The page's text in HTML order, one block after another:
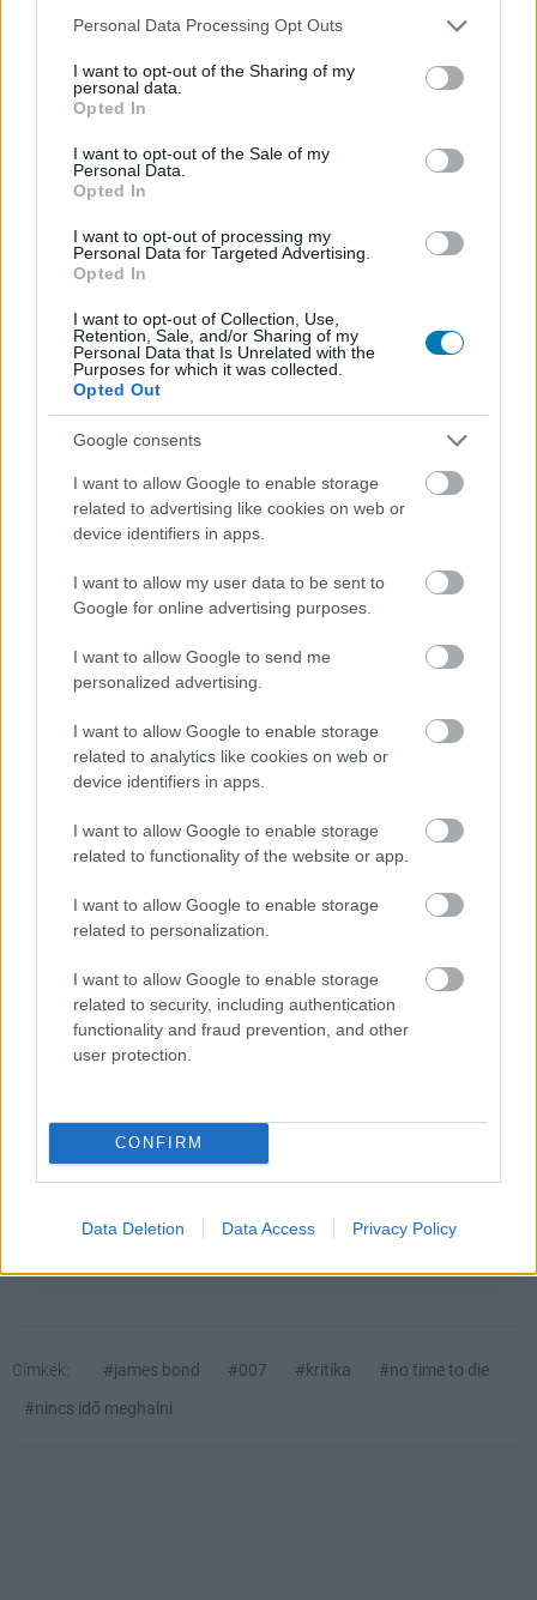
Please note that this website/app uses one or more Google
not limited to your visit or usage behaviour. You may click to
grant or deny consent to Google and its third-party tags to
use your data for below specified purposes in below Google
consent section.
Personal Data Processing Opt Outs
I want to opt-out of the Sharing of my
personal data.
Opted In
I want to opt-out of the Sale of my
Personal Data.
Opted In
I want to opt-out of processing my
Personal Data for Targeted Advertising.
Opted In
I want to opt-out of Collection, Use,
Retention, Sale, and/or Sharing of my
Personal Data that Is Unrelated with the
Purposes for which it was collected.
Opted Out
Google consents
I want to allow Google to enable storage
related to advertising like cookies on web or
device identifiers in apps.
I want to allow my user data to be sent to
Google for online advertising purposes.
I want to allow Google to send me
personalized advertising.
I want to allow Google to enable storage
related to analytics like cookies on web or
device identifiers in apps.
I want to allow Google to enable storage
related to functionality of the website or app.
I want to allow Google to enable storage
related to personalization.
I want to allow Google to enable storage
related to security, including authentication
functionality and fraud prevention, and other
user protection.
CONFIRM
Data Deletion Data Access Privacy Policy
akaratuk ellenére is levetkőztető titkosügynök
ma már jogosan verné ki a biztosítékot.
Nem akarsz lemaradni semmiről?
Rengeteg hír és cikk vár rád, lehet, hogy éppen nem
jön szembe GSO-n vagy a social médiában. Segítünk,
hogy naprakész maradj, kiválogatjuk neked a
Kijelentem, hogy az
megismertem és azt elfogadom.
Feliratkozom
Nos, a Nincs idő meghalni úgy tesz eleget a politikai
korrektségre különösen érzékeny mai korszellem
legkevésbé sem erőltetett. A "Bond-lányokként" is
hivatkozott kötelező jó nők például
elkerülhetetlen elemei a filmnek, de Léa Seydoux mellett
még az egyetlen jelenetre felbukkanó kubai ügynöknőt,
Palomát is sikerült olyan egyedi, élettel teli és
emlékezetes karakternek megírni (Ana de Armasnak
pedig eljátszani), hogy eszünkbe sem jutna üres
illeti, nos, a spoilerek elkerülése érdekében inkább nem
hoznék fel példákat, de lesz alkalom őt számára is
Összességében a Nincs idő meghalni egyrészt nagyon
klasszikus, kicsit talán túlságosan is, másrészt azonban
SMASH by Meló-Diák: Homok, zene és a nyár legjobb
Július végén folytatódik a balatoni strandröplabda-
Címkék: #james bond #007 #kritika
#no time to die
#nincs idő meghalni